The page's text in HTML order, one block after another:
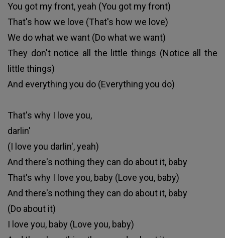
You got my front, yeah (You got my front)
That's how we love (That's how we love)
We do what we want (Do what we want)
They don't notice all the little things (Notice all the
little things)
And everything you do (Everything you do)
That's why I love you,
darlin'
(I love you darlin', yeah)
And there's nothing they can do about it, baby
That's why I love you, baby (Love you, baby)
And there's nothing they can do about it, baby
(Do about it)
I love you, baby (Love you, baby)